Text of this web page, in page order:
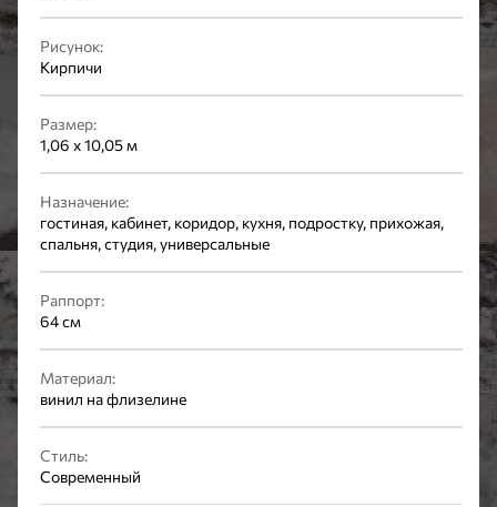
Рисунок:
Кирпичи
Размер:
1,06 x 10,05 м
Назначение:
гостиная, кабинет, коридор, кухня, подростку, прихожая,
спальня, студия, универсальные
Раппорт:
64 см
Материал:
винил на флизелине
Стиль:
Современный